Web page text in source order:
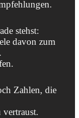
stehst:
davon zum
Zahlen, die
vertraust.